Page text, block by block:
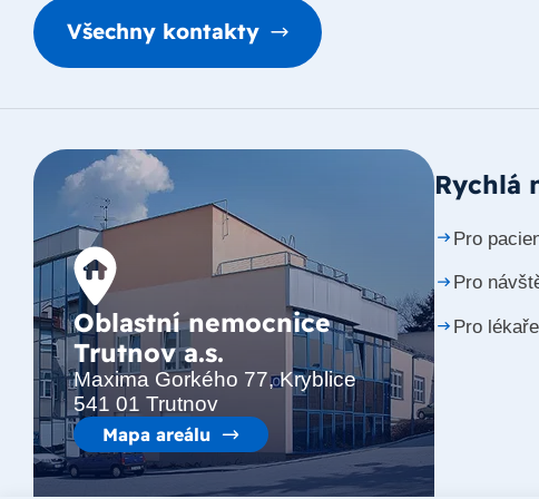
Všechny kontakty
Oblastní nemocnice
Trutnov a.s.
Maxima Gorkého 77, Kryblice
541 01 Trutnov
Mapa areálu
Rychlá
Pro
Pro
Pro